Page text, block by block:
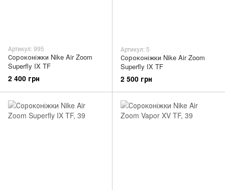
Артикул: 995
Сороконіжки Nike Air Zoom
Superfly IX TF
2 400 грн
Артикул: 5
Сороконіжки Nike Air Zoom
Superfly IX TF
2 500 грн